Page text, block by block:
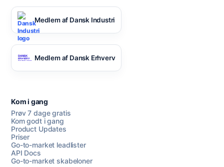
Medlem af Dansk Industri
Medlem af Dansk Erhverv
Kom i gang
Prøv 7 dage gratis
Kom godt i gang
Product Updates
Priser
Go-to-market leadlister
API Docs
Go-to-market skabeloner